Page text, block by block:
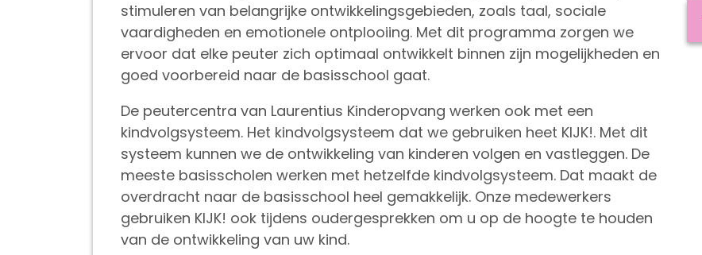
stimuleren van belangrijke ontwikkelingsgebieden, zoals taal, sociale
vaardigheden en emotionele ontplooiing. Met dit programma zorgen we
ervoor dat elke peuter zich optimaal ontwikkelt binnen zijn mogelijkheden en
goed voorbereid naar de basisschool gaat.
De peutercentra van Laurentius Kinderopvang werken ook met een
kindvolgsysteem. Het kindvolgsysteem dat we gebruiken heet KIJK!. Met dit
systeem kunnen we de ontwikkeling van kinderen volgen en vastleggen. De
meeste basisscholen werken met hetzelfde kindvolgsysteem. Dat maakt de
overdracht naar de basisschool heel gemakkelijk. Onze medewerkers
gebruiken KIJK! ook tijdens oudergesprekken om u op de hoogte te houden
van de ontwikkeling van uw kind.